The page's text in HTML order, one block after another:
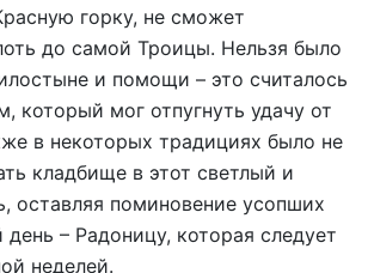
горку, не сможет
до самой Троицы. Нельзя было
и помощи – это считалось
который мог отпугнуть удачу от
в некоторых традициях было не
кладбище в этот светлый и
оставляя поминовение усопших
день – Радоницу, которая следует
неделей.